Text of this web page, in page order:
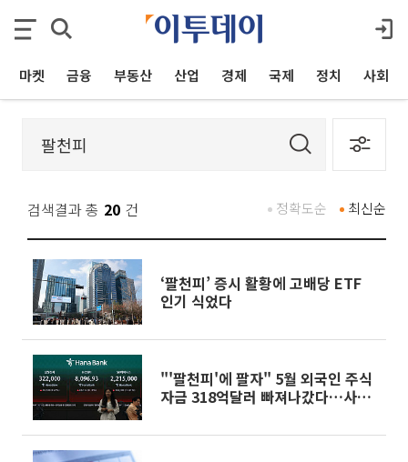
마켓 금융 부동산 산업 경제 국제 정치 사회
검색결과 총 20 건 최신순
정확도순
‘팔천피’ 증시 활황에 고배당 ETF
인기 식었다
"'팔천피'에 팔자" 5월 외국인 주식
자금 318억달러 빠져나갔다…사상